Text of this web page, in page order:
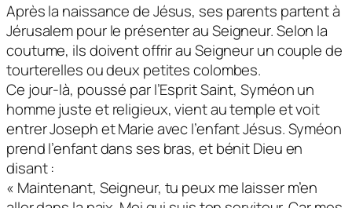
Après la naissance de Jésus, ses parents partent à
Jérusalem pour le présenter au Seigneur. Selon la
coutume, ils doivent offrir au Seigneur un couple de
tourterelles ou deux petites colombes.
Ce jour-là, poussé par l’Esprit Saint, Syméon un
homme juste et religieux, vient au temple et voit
entrer Joseph et Marie avec l’enfant Jésus. Syméon
prend l’enfant dans ses bras, et bénit Dieu en
disant :
« Maintenant, Seigneur, tu peux me laisser m’en